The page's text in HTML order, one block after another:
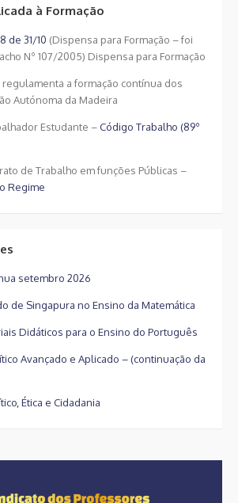
à Formação
de 31/10 (Dispensa para Formação – foi
Nº 107/2005) Dispensa para Formação
regulamenta a formação contínua dos
Autónoma da Madeira
Estudante –Código Trabalho (89º
de Trabalho em funções Públicas –
Regime
setembro 2026
de Singapura no Ensino da Matemática
Didáticos para o Ensino do Português
Avançado e Aplicado – (continuação da
Ética e Cidadania